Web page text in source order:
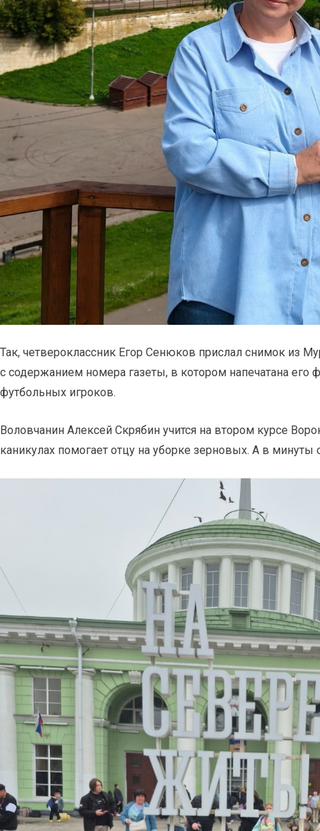
Так, четвероклассник Егор Сенюков прислал снимок из
с содержанием номера газеты, в котором напечатана его
футбольных игроков.
Воловчанин Алексей Скрябин учится на втором курсе
каникулах помогает отцу на уборке зерновых. А в минуты